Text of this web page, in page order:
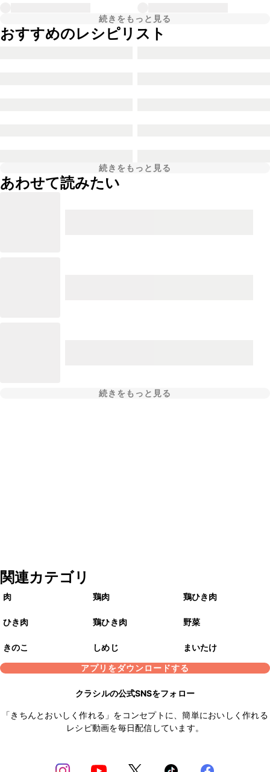
続きをもっと見る
おすすめのレシピリスト
続きをもっと見る
あわせて読みたい
続きをもっと見る
関連カテゴリ
肉 鶏肉 鶏ひき肉
ひき肉 鶏ひき肉 野菜
きのこ しめじ
まいたけ
アプリをダウンロードする
クラシルの公式SNSをフォロー
「きちんとおいしく作れる」をコンセプトに、簡単においしく作れる
レシピ動画を毎日配信しています。